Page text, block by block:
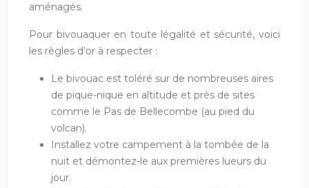
aménagés.
Pour bivouaquer en toute légalité et sécurité, voici
les règles d’or à respecter :
Le bivouac est toléré sur de nombreuses aires
de pique-nique en altitude et près de sites
comme le Pas de Bellecombe (au pied du
volcan).
Installez votre campement à la tombée de la
nuit et démontez-le aux premières lueurs du
jour.